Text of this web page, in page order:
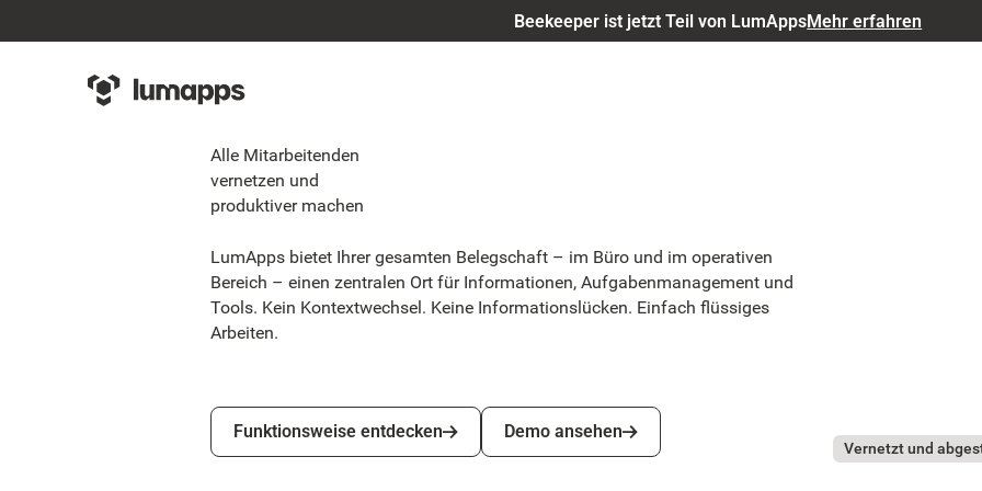
Beekeeper ist jetzt Teil von LumAppsMehr erfahren
Alle Mitarbeitenden
vernetzen und
produktiver machen
LumApps bietet Ihrer gesamten Belegschaft – im Büro und im operativen
Bereich – einen zentralen Ort für Informationen, Aufgabenmanagement und
Tools. Kein Kontextwechsel. Keine Informationslücken. Einfach flüssiges
Arbeiten.
Funktionsweise entdecken
Funktionsweise entdecken
Demo ansehen
Demo ansehen
Vernetzt und